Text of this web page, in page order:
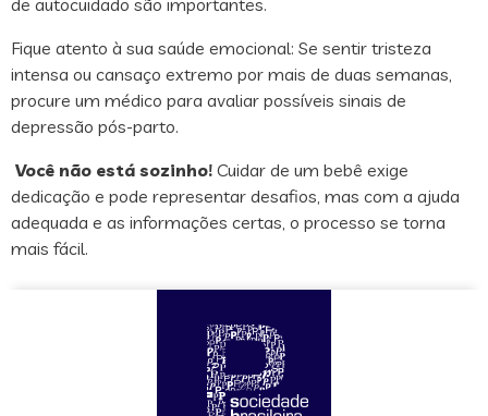
de autocuidado são importantes.
Fique atento à sua saúde emocional: Se sentir tristeza
intensa ou cansaço extremo por mais de duas semanas,
procure um médico para avaliar possíveis sinais de
depressão pós-parto.
Você não está sozinho! Cuidar de um bebê exige
dedicação e pode representar desafios, mas com a ajuda
adequada e as informações certas, o processo se torna
mais fácil.